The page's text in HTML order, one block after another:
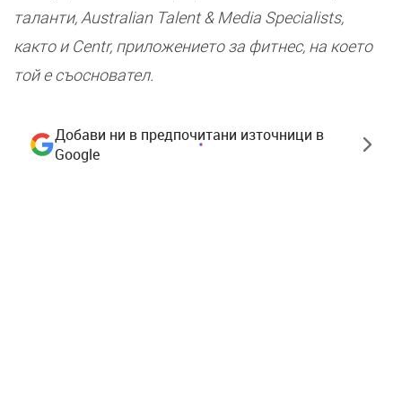
таланти, Australian Talent & Media Specialists,
както и Centr, приложението за фитнес, на което
той е съосновател.
Добави ни в предпочитани източници в
Google